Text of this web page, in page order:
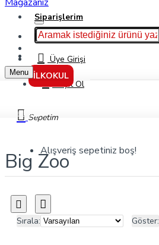
Siparişlerim
Hakkımızda
İletişimÜye Girişi
Kayıt Ol
Sepetim
Alışveriş sepetiniz boş!
İLKOKUL
Menu
Markalar
Big Zoo
Sırala: Göster: